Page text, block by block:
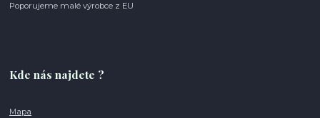
Poporujeme malé výrobce z EU
Kde nás najdete ?
Mapa